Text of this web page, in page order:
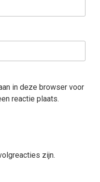
in deze browser voor
reactie plaats.
zijn.